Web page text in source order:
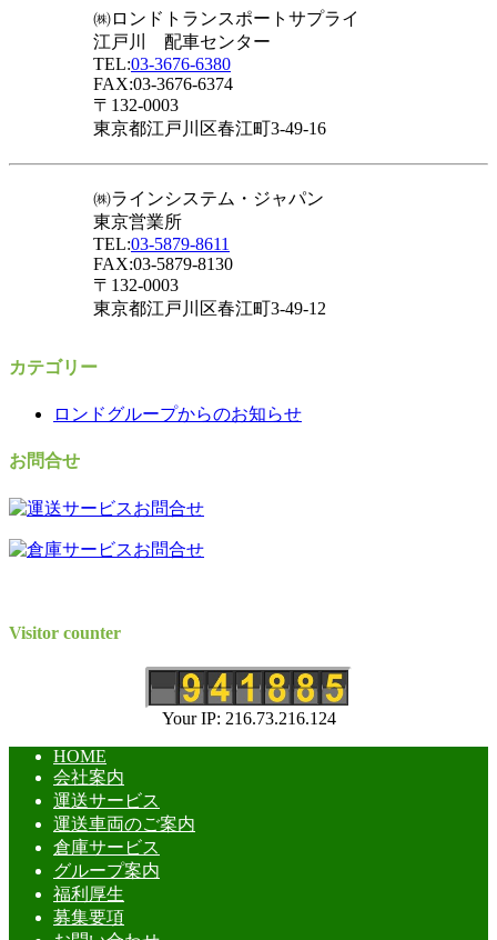
㈱ロンドトランスポートサプライ
江戸川 配車センター
TEL:03-3676-6380
FAX:03-3676-6374
〒132-0003
東京都江戸川区春江町3-49-16
㈱ラインシステム・ジャパン
東京営業所
TEL:03-5879-8611
FAX:03-5879-8130
〒132-0003
東京都江戸川区春江町3-49-12
カテゴリー
ロンドグループからのお知らせ
お問合せ
Visitor counter
Your IP: 216.73.216.124
HOME
会社案内
運送サービス
運送車両のご案内
倉庫サービス
グループ案内
福利厚生
募集要項